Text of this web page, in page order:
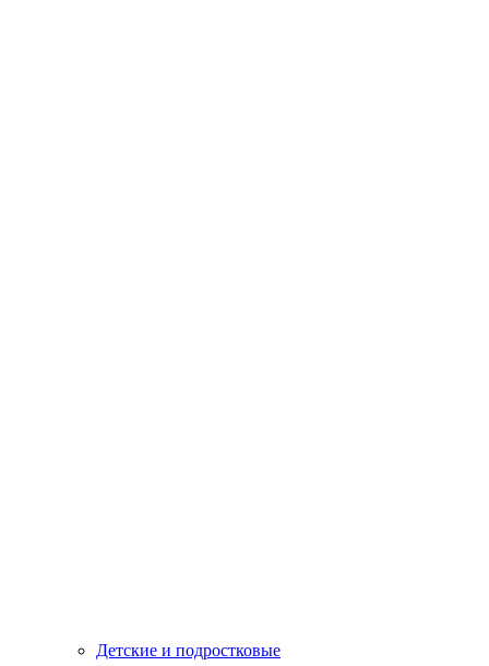
Детские и подростковые